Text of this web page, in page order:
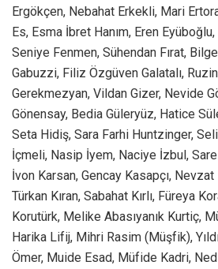
Ergökçen, Nebahat Erkekli, Mari
Es, Esma İbret Hanım, Eren
Seniye Fenmen, Sühendan Fırat,
Gabuzzi, Filiz Özgüven Galatalı,
Gerekmezyan, Vildan Gizer, Nevide
Gönensay, Bedia Güleryüz, Hatice
Seta Hidiş, Sara Farhi Huntzinger,
İçmeli, Nasip İyem, Naciye İzbul,
İvon Karsan, Gencay Kasapçı,
Türkan Kıran, Sabahat Kırlı, Füreya
Korutürk, Melike Abasıyanık Kurtiç,
Harika Lifij, Mihri Rasim (Müşfik),
Ömer, Muide Esad, Müfide Kadri,